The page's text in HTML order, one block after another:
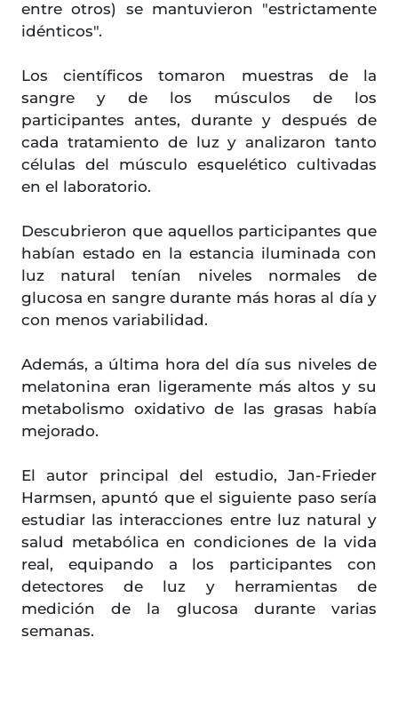
entre otros) se mantuvieron "estrictamente
idénticos".
Los científicos tomaron muestras de la
sangre y de los músculos de los
participantes antes, durante y después de
cada tratamiento de luz y analizaron tanto
células del músculo esquelético cultivadas
en el laboratorio.
Descubrieron que aquellos participantes que
habían estado en la estancia iluminada con
luz natural tenían niveles normales de
glucosa en sangre durante más horas al día y
con menos variabilidad.
Además, a última hora del día sus niveles de
melatonina eran ligeramente más altos y su
metabolismo oxidativo de las grasas había
mejorado.
El autor principal del estudio, Jan-Frieder
Harmsen, apuntó que el siguiente paso sería
estudiar las interacciones entre luz natural y
salud metabólica en condiciones de la vida
real, equipando a los participantes con
detectores de luz y herramientas de
medición de la glucosa durante varias
semanas.